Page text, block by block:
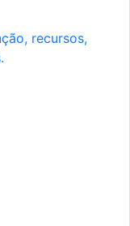
recursos,